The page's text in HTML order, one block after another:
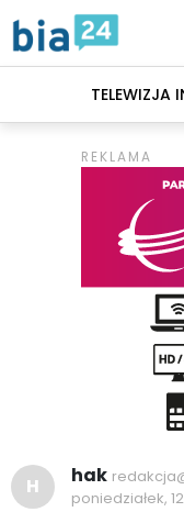
TELEWIZJA
H hak
poniedziałek,